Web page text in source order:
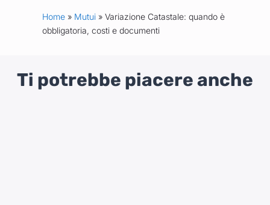
Home» Mutui» Variazione Catastale: quando è
obbligatoria, costi e documenti
Ti potrebbe piacere anche